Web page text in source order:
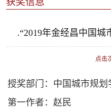
.“2019年金经昌中国城
点击
授奖部门：中国城市规划
第一作者：赵民